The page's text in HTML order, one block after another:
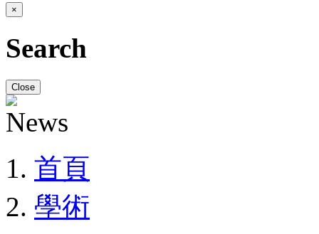
×
Search
Close
首頁
學術